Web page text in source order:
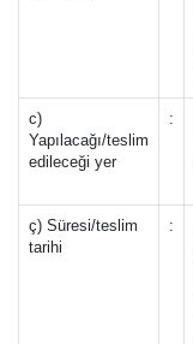
c)
Yapılacağı/teslim
edileceği yer
:
ç) Süresi/teslim
tarihi
: